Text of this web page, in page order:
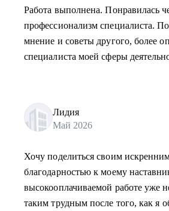
Работа выполнена. Понравилась
профессионализм специалиста.
мнение и советы другого, более
специалиста моей сферы
Лидия
Май 2026
Хочу поделиться своим
благодарностью к моему
высокооплачиваемой работе уже
таким трудным после того, как я